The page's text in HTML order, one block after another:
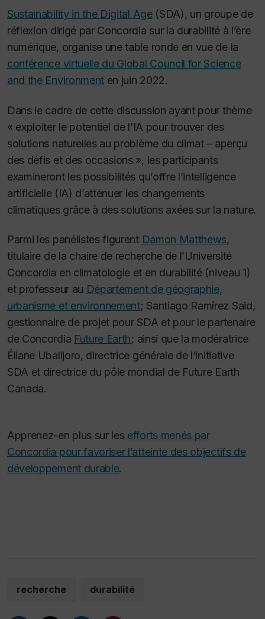
Sustainability in the Digital Age(SDA), un groupe de
réflexion dirigé par Concordia sur la durabilité à l’ère
numérique, organise une table ronde en vue de la
conférence virtuelle du Global Council for Science
and the Environment en juin 2022.
Dans le cadre de cette discussion ayant pour thème
« exploiter le potentiel de l’IA pour trouver des
solutions naturelles au problème du climat – aperçu
des défis et des occasions », les participants
examineront les possibilités qu’offre l’intelligence
artificielle (IA) d’atténuer les changements
climatiques grâce à des solutions axées sur la nature.
Parmi les panélistes figurent Damon Matthews,
titulaire de la chaire de recherche de l’Université
Concordia en climatologie et en durabilité (niveau 1)
et professeur au Département de géographie,
urbanisme et environnement; Santiago Ramírez Said,
gestionnaire de projet pour SDA et pour le partenaire
de Concordia Future Earth; ainsi que la modératrice
Éliane Ubalijoro, directrice générale de l’initiative
SDA et directrice du pôle mondial de Future Earth
Canada.
Apprenez-en plus sur les efforts menés par
Concordia pour favoriser l’atteinte des objectifs de
développement durable.
recherche durabilité